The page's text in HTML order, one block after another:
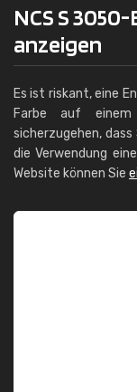
NCS S
anzeigen
Es ist riskant, eine
Farbe auf
sicherzugehen,
die Verwendung
Website können Sie